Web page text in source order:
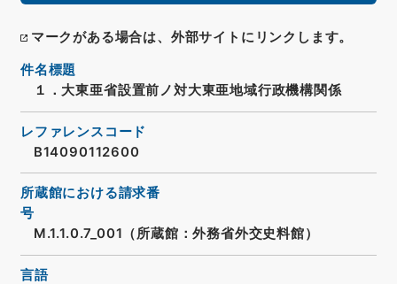
マークがある場合は、外部サイトにリンクします。
件名標題
１．大東亜省設置前ノ対大東亜地域行政機構関係
レファレンスコード
B14090112600
所蔵館における請求番
号
M.1.1.0.7_001（所蔵館：外務省外交史料館）
言語